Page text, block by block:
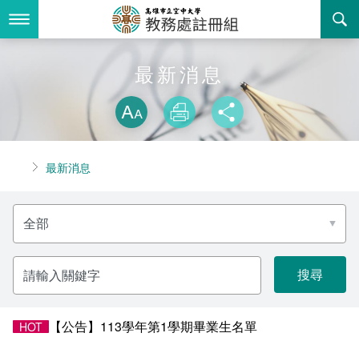
到
要
組織職掌
聯絡資訊
活動花絮
諮詢信箱
業務服務
法令規章
常見問答
相關連結
招生
招生特訊
入學
書表下載
回空大首頁
最新消息
略過字型切
放大
列印 分享
首頁最新消息
分
類
名
稱
請
輸
入
關
字HOT
​​【公告】113學年第1學期畢業生名單